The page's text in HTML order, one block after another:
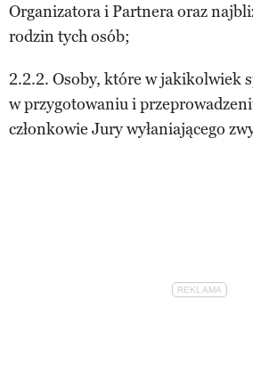
Organizatora i Partnera oraz
rodzin tych osób;
2.2.2. Osoby, które w jakikolwiek
w przygotowaniu i
członkowie Jury wyłaniającego